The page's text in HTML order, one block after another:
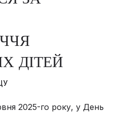
ДІТЕЙ
2025-го року, у День